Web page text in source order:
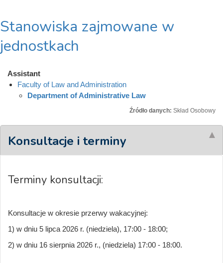
Stanowiska zajmowane w
jednostkach
Assistant
Faculty of Law and Administration
Department of Administrative Law
Źródło danych: Skład Osobowy
Konsultacje i terminy
Terminy konsultacji:
Konsultacje w okresie przerwy wakacyjnej:
1) w dniu 5 lipca 2026 r. (niedziela), 17:00 - 18:00;
2) w dniu 16 sierpnia 2026 r., (niedziela) 17:00 - 18:00.